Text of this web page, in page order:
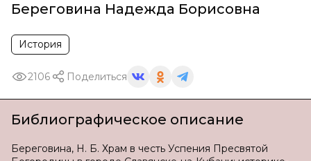
Береговина Надежда Борисовна
История
2106 Поделиться
Библиографическое описание
Береговина, Н. Б. Храм в честь Успения Пресвятой